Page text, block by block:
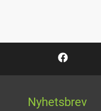
Nyhetsbrev